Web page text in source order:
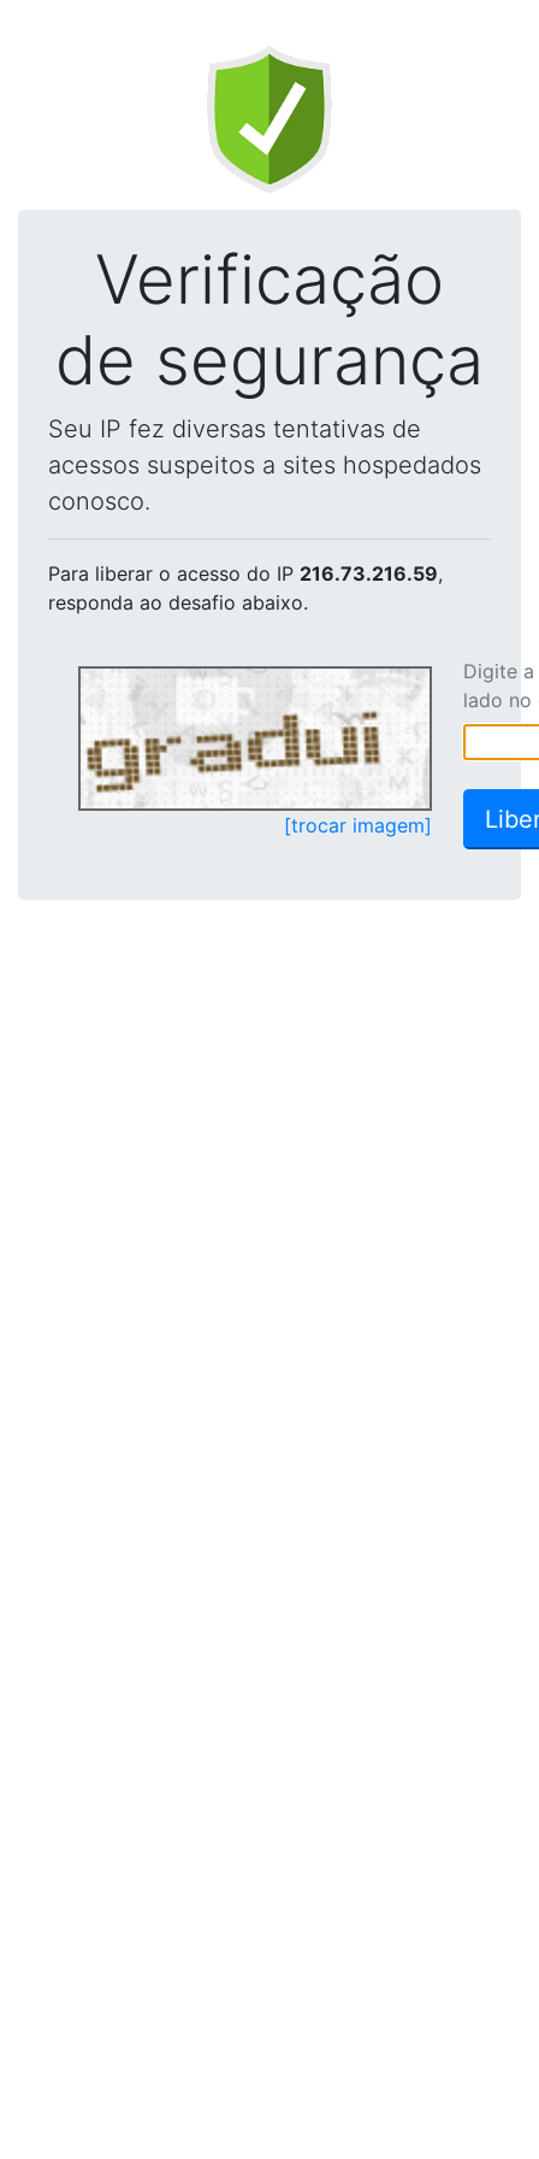
Verificação
de segurança
Seu IP fez diversas tentativas de
acessos suspeitos a sites hospedados
conosco.
Para liberar o acesso do IP 216.73.216.59,
responda ao desafio abaixo.
[trocar imagem]
Digite
lado no